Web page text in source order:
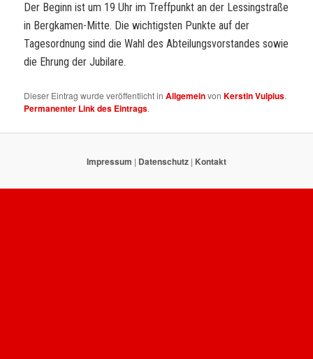
Der Beginn ist um 19 Uhr im Treffpunkt an der Lessingstraße
in Bergkamen-Mitte. Die wichtigsten Punkte auf der
Tagesordnung sind die Wahl des Abteilungsvorstandes sowie
die Ehrung der Jubilare.
Dieser Eintrag wurde veröffentlicht inAllgemeinvonKerstin Vulpius.
Permanenter Link des Eintrags.
Impressum | Datenschutz | Kontakt